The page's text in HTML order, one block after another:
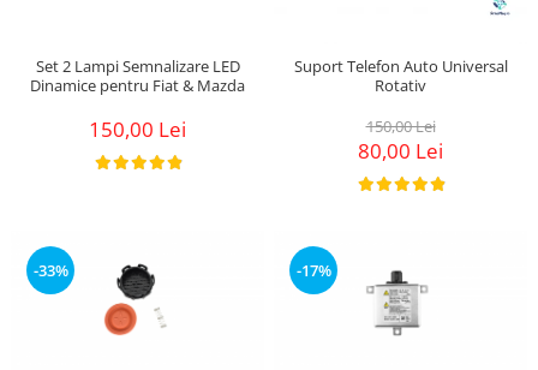
Set 2 Lampi Semnalizare LED
Dinamice pentru Fiat & Mazda
150,00 Lei
Suport Telefon Auto Universal
Rotativ
150,00 Lei
80,00 Lei
-33% -17%